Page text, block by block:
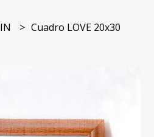
Cuadro LOVE 20x30